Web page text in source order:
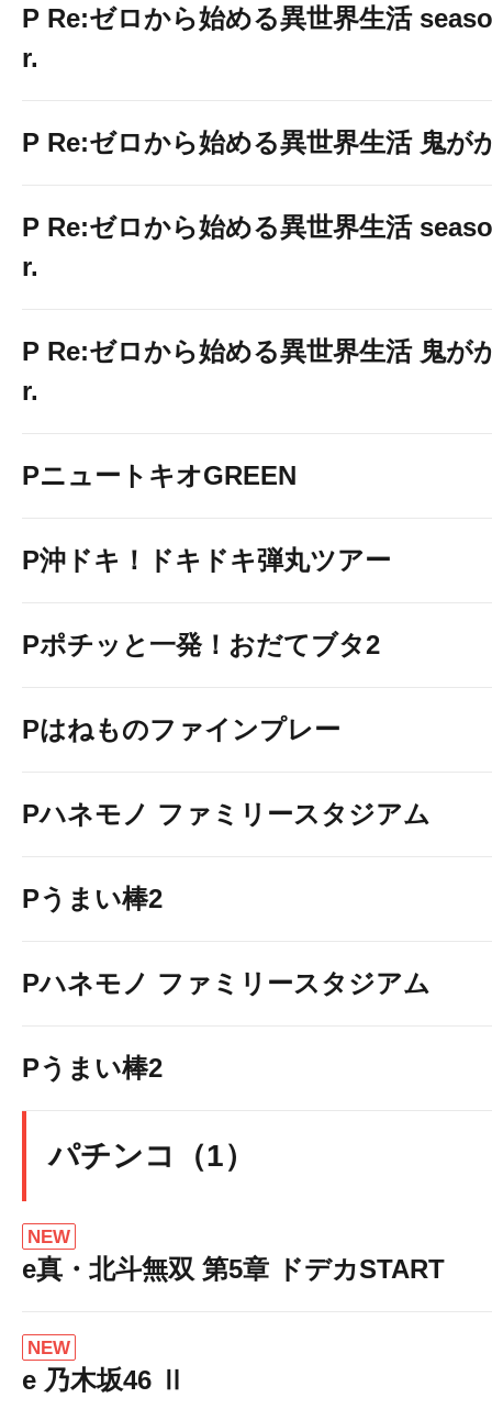
P Re:ゼロから始める異世界生活
r.
P Re:ゼロから始める異世界生活 鬼が
P Re:ゼロから始める異世界生活
r.
P Re:ゼロから始める異世界生活 鬼が
r.
PニュートキオGREEN
P沖ドキ！ドキドキ弾丸ツアー
Pポチッと一発！おだてブタ2
Pはねものファインプレー
Pハネモノ ファミリースタジアム
Pうまい棒2
Pハネモノ ファミリースタジアム
Pうまい棒2
パチンコ（1）
NEW
e真・北斗無双 第5章 ドデカSTART
NEW
e 乃木坂46 Ⅱ